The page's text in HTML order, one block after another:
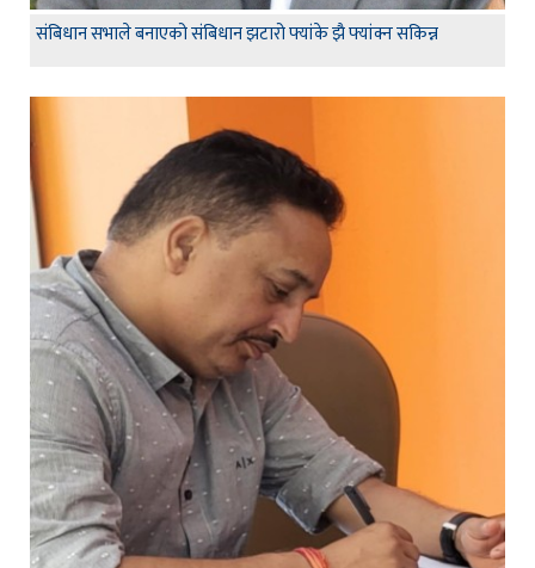
संबिधान सभाले बनाएको संबिधान झटारो फ्यांके झै फ्यांक्न सकिन्न